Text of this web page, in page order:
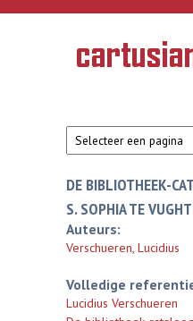
Overslaan en naar de inhoud gaan
Geschiedenis
van de
DE BIBLIOTHEEK-
S. SOPHIA TE VUGHT
Auteurs:
Verschueren, Lucidius
Volledige
Lucidius Verschueren